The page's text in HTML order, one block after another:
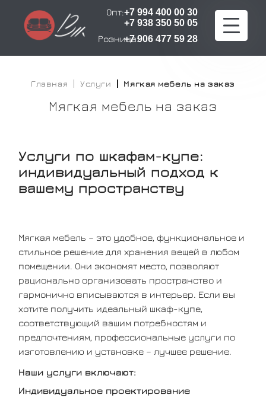
Опт:+7 994 400 00 30
+7 938 350 50 05
Розница:+7 906 477 59 28
Каталог
Оплата и доставка
О компании
Контакты
Главная Услуги Мягкая мебель на заказ
Мягкая мебель на заказ
Услуги по шкафам-купе:
индивидуальный подход к
вашему пространству
Мягкая мебель – это удобное, функциональное и
стильное решение для хранения вещей в любом
помещении. Они экономят место, позволяют
рационально организовать пространство и
гармонично вписываются в интерьер. Если вы
хотите получить идеальный шкаф-купе,
соответствующий вашим потребностям и
предпочтениям, профессиональные услуги по
изготовлению и установке – лучшее решение.
Наши услуги включают:
Индивидуальное проектирование